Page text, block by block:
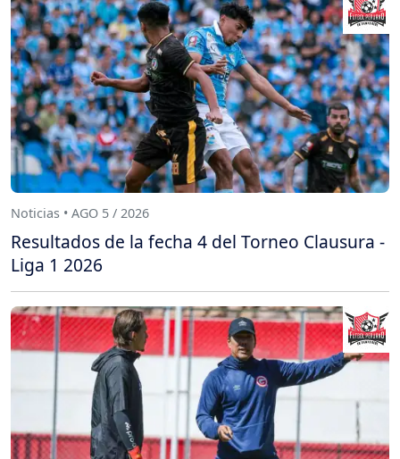
Noticias • AGO 5 / 2026
Resultados de la fecha 4 del Torneo Clausura -
Liga 1 2026